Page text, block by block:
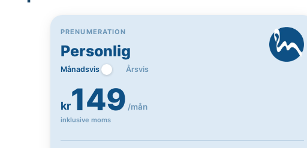
PRENUMERATION
Personlig
Månadsvis Årsvis
kr149 /mån
inklusive moms